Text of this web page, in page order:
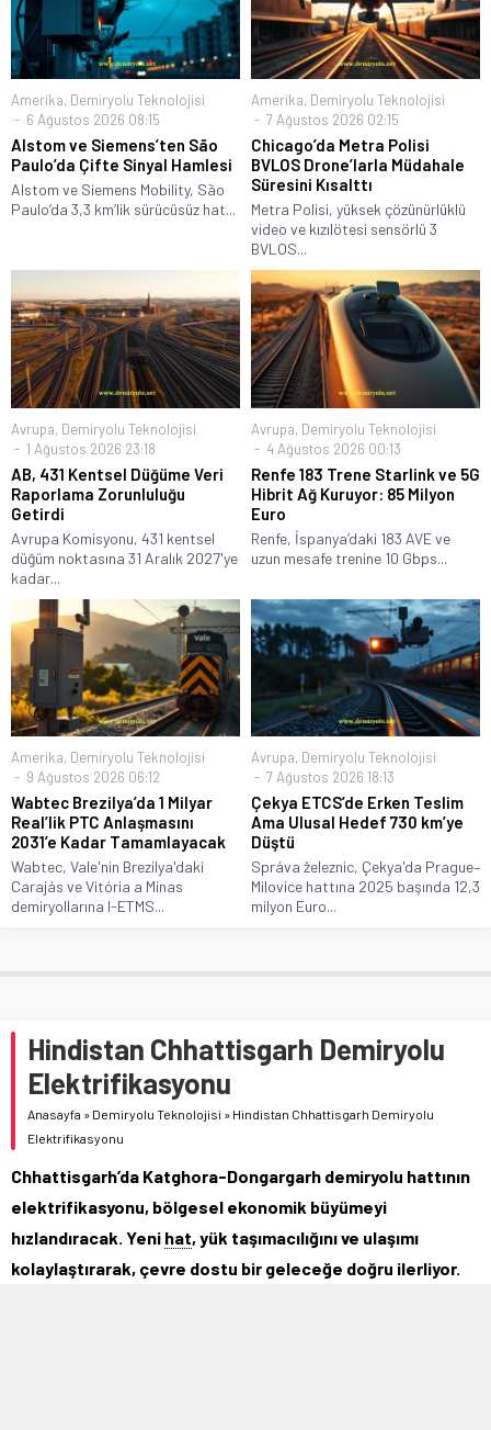
Amerika, Demiryolu Teknolojisi
6 Ağustos 2026 08:15
Alstom ve Siemens’ten São
Paulo’da Çifte Sinyal Hamlesi
Alstom ve Siemens Mobility, São
Paulo’da 3,3 km’lik sürücüsüz hat...
Amerika, Demiryolu Teknolojisi
7 Ağustos 2026 02:15
Chicago’da Metra Polisi
BVLOS Drone’larla Müdahale
Süresini Kısalttı
Metra Polisi, yüksek çözünürlüklü
video ve kızılötesi sensörlü 3
BVLOS...
Avrupa, Demiryolu Teknolojisi
1 Ağustos 2026 23:18
AB, 431 Kentsel Düğüme Veri
Raporlama Zorunluluğu
Getirdi
Avrupa Komisyonu, 431 kentsel
düğüm noktasına 31 Aralık 2027'ye
kadar...
Avrupa, Demiryolu Teknolojisi
4 Ağustos 2026 00:13
Renfe 183 Trene Starlink ve 5G
Hibrit Ağ Kuruyor: 85 Milyon
Euro
Renfe, İspanya’daki 183 AVE ve
uzun mesafe trenine 10 Gbps...
Amerika, Demiryolu Teknolojisi
9 Ağustos 2026 06:12
Wabtec Brezilya’da 1 Milyar
Real’lik PTC Anlaşmasını
2031’e Kadar Tamamlayacak
Wabtec, Vale'nin Brezilya'daki
Carajás ve Vitória a Minas
demiryollarına I-ETMS...
Avrupa, Demiryolu Teknolojisi
7 Ağustos 2026 18:13
Çekya ETCS’de Erken Teslim
Ama Ulusal Hedef 730 km’ye
Düştü
Správa železnic, Çekya'da Prague–
Milovice hattına 2025 başında 12,3
milyon Euro...
Hindistan Chhattisgarh Demiryolu
Elektrifikasyonu
Anasayfa » Demiryolu Teknolojisi » Hindistan Chhattisgarh Demiryolu
Elektrifikasyonu
Chhattisgarh’da Katghora-Dongargarh demiryolu hattının
elektrifikasyonu, bölgesel ekonomik büyümeyi
hızlandıracak. Yeni hat, yük taşımacılığını ve ulaşımı
kolaylaştırarak, çevre dostu bir geleceğe doğru ilerliyor.